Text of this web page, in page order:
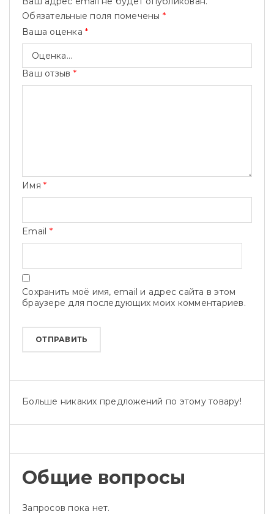
Обязательные поля помечены *
Ваша оценка *
Ваш отзыв *
Имя *
Email *
Сохранить моё имя, email и адрес сайта в этом
браузере для последующих моих комментариев.
Больше никаких предложений по этому товару!
Общие вопросы
Запросов пока нет.